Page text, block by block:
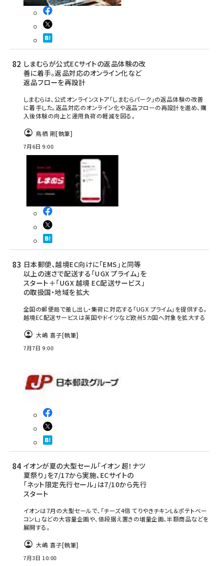
しまむらが公式ECサイトの返品体験の改
善に着手。返品対応のオンライン化など
返品フローを再設計
しまむらは、公式オンラインストア「しまむらパーク」の返品体験の改善
に着手した。返品対応のオンライン化や返品フローの再設計を進め、購
入後体験の向上と運用負荷の軽減を図る。
鳥栖 剛[執筆]
7月6日 9:00
日本郵便、越境EC向けに「EMS」と同等
以上の速さで配送する「UGX プライム」を
スタート＋「UGX 越境 EC配送サービス」
の取扱国・地域を拡大
全国の郵便局で差し出し・集荷に対応する「UGX プライム」を提供する。
越境EC配送サービスは英国やドイツなど欧州5カ国へ対象を拡大する
大嶋 喜子[執筆]
7月7日 9:00
イオンが夏の大型セール「イオン 超！ナツ
夏祭り」を7/17から実施、ECサイトの
「ネット限定先行セール」は7/10から先行
スタート
イオンは7月の大型セールで、「チーズ4倍 てりやきチキンL＆ポテトベー
コンL」などの大容量企画や、値段据え置きの増量企画、半額商品などを
展開する。
大嶋 喜子[執筆]
7月3日 10:00